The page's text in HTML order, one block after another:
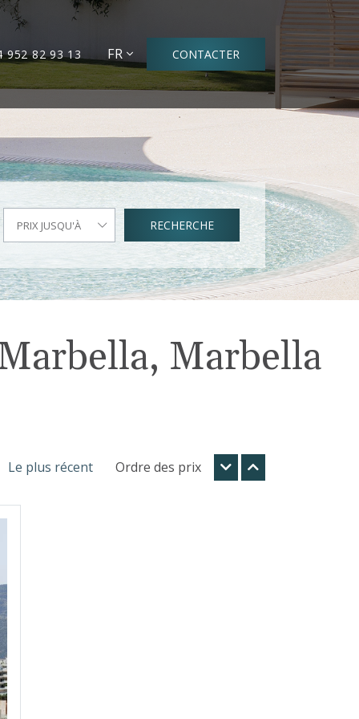
952 82 93 13 FR CONTACTER
PRIX JUSQU'À RECHERCHE
Marbella
Le plus récent Ordre des prix